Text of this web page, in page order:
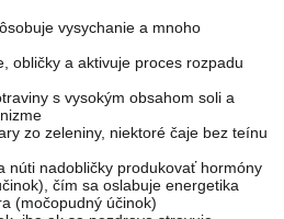
vysychanie a mnoho
obličky a aktivuje proces rozpadu
s vysokým obsahom soli a
zo zeleniny, niektoré čaje bez teínu
núti nadobličky produkovať hormóny
čím sa oslabuje energetika
(močopudný účinok)